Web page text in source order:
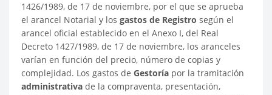
1426/1989, de 17 de noviembre, por el que se aprueba
el arancel Notarial y los gastos de Registro según el
arancel oficial establecido en el Anexo I, del Real
Decreto 1427/1989, de 17 de noviembre, los aranceles
varían en función del precio, número de copias y
complejidad. Los gastos de Gestoría por la tramitación
administrativa de la compraventa, presentación,